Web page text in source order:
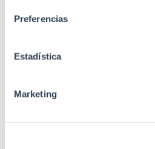
Preferencias
Estadística
Marketing
Material IDC